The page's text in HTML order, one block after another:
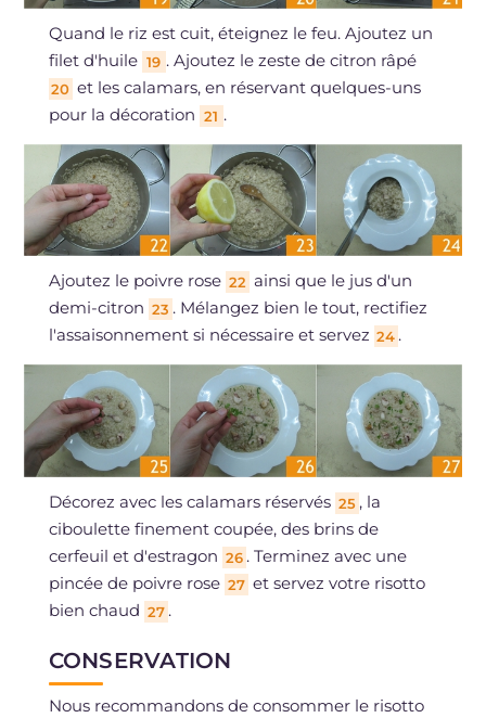
Quand le riz est cuit, éteignez le feu. Ajoutez un
filet d'huile 19 . Ajoutez le zeste de citron râpé
20 et les calamars, en réservant quelques-uns
pour la décoration 21 .
Ajoutez le poivre rose 22 ainsi que le jus d'un
demi-citron 23 . Mélangez bien le tout, rectifiez
l'assaisonnement si nécessaire et servez 24 .
Décorez avec les calamars réservés 25 , la
ciboulette finement coupée, des brins de
cerfeuil et d'estragon 26 . Terminez avec une
pincée de poivre rose 27 et servez votre risotto
bien chaud 27 .
CONSERVATION
Nous recommandons de consommer le risotto